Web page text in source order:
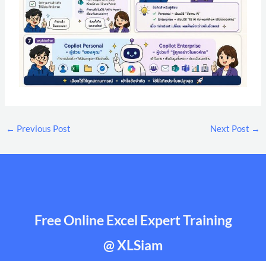
← Previous Post Next Post →
Free Online Excel Expert Training
@ XLSiam